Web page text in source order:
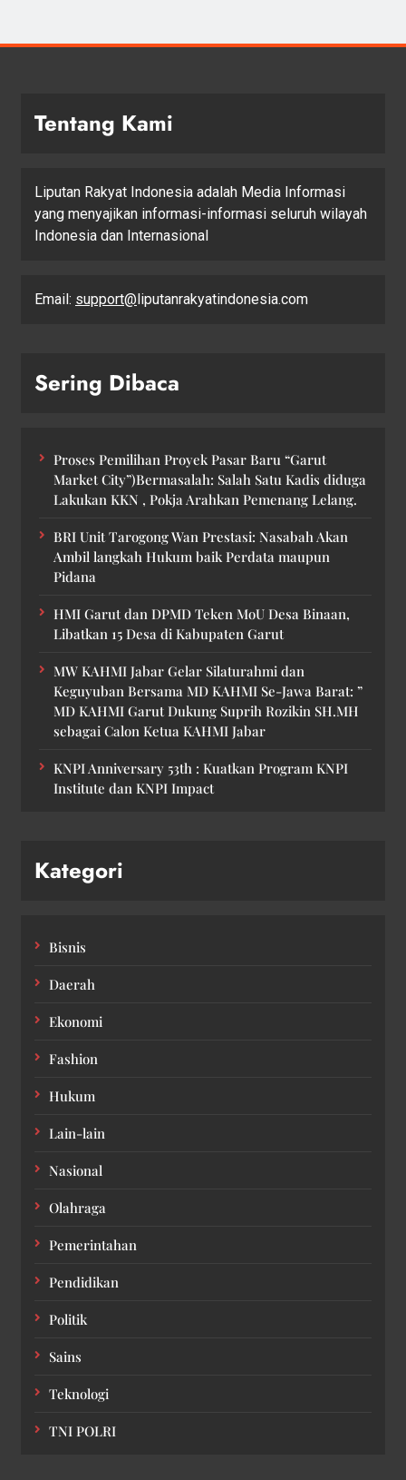
Tentang Kami
Liputan Rakyat Indonesia adalah Media Informasi
yang menyajikan informasi-informasi seluruh wilayah
Indonesia dan Internasional
Email: support@liputanrakyatindonesia.com
Sering Dibaca
Proses Pemilihan Proyek Pasar Baru “Garut
Market City”)Bermasalah: Salah Satu Kadis diduga
Lakukan KKN , Pokja Arahkan Pemenang Lelang.
BRI Unit Tarogong Wan Prestasi: Nasabah Akan
Ambil langkah Hukum baik Perdata maupun
Pidana
HMI Garut dan DPMD Teken MoU Desa Binaan,
Libatkan 15 Desa di Kabupaten Garut
MW KAHMI Jabar Gelar Silaturahmi dan
Keguyuban Bersama MD KAHMI Se-Jawa Barat: ”
MD KAHMI Garut Dukung Suprih Rozikin SH.MH
sebagai Calon Ketua KAHMI Jabar
KNPI Anniversary 53th : Kuatkan Program KNPI
Institute dan KNPI Impact
Kategori
Bisnis
Daerah
Ekonomi
Fashion
Hukum
Lain-lain
Nasional
Olahraga
Pemerintahan
Pendidikan
Politik
Sains
Teknologi
TNI POLRI